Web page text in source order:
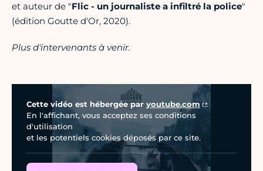
et auteur de "Flic - un journaliste a infiltré la police"
(édition Goutte d'Or, 2020).
Plus d'intervenants à venir.
Vidéo Youtube
Cette vidéo est hébergée par youtube.com
En l'affichant, vous acceptez ses conditions
d'utilisation
et les potentiels cookies déposés par ce site.